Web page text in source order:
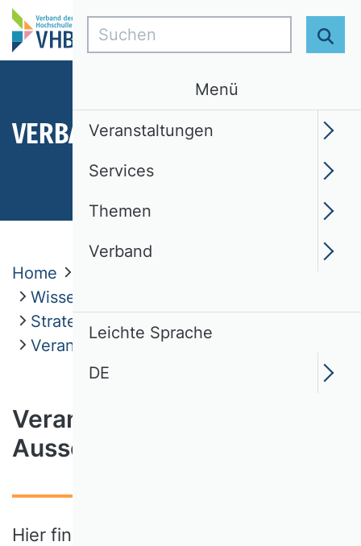
VERBAND
Home
Wissenschaftliche Kommissionen
Strategisches Management
Veranstaltungen / Ausschreibungen
Veranstaltungen /
Ausschreibungen
Hier finden Sie einen Überblick über alle
Suchen
Menü
Veranstaltungen
Services
Themen
Verband
Leichte Sprache
DE